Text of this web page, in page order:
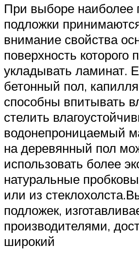
При выборе наиболее
подложки
внимание свойства
поверхность которого
укладывать ламинат.
бетонный пол,
способны впитывать
стелить
водонепроницаемый
на деревянный пол
использовать более
натуральные
или из
подложек,
производителями,
широкий